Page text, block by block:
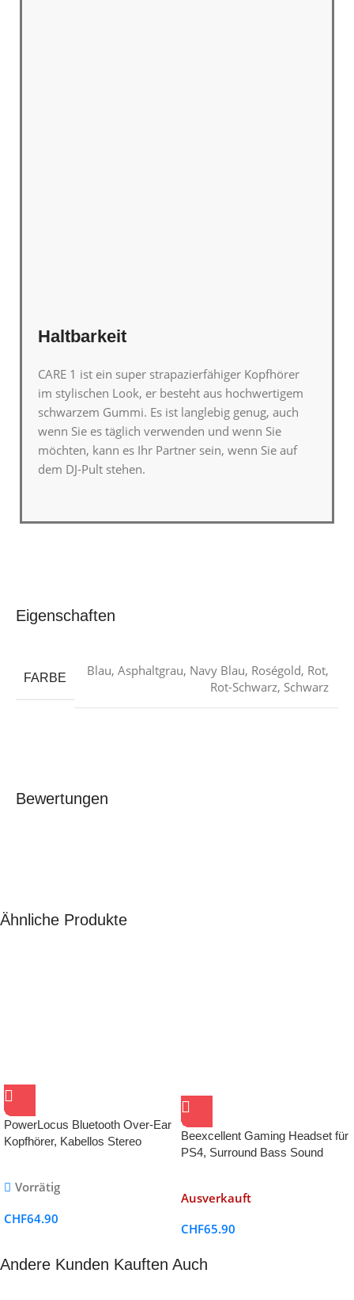
Haltbarkeit
CARE 1 ist ein super strapazierfähiger Kopfhörer
im stylischen Look, er besteht aus hochwertigem
schwarzem Gummi. Es ist langlebig genug, auch
wenn Sie es täglich verwenden und wenn Sie
möchten, kann es Ihr Partner sein, wenn Sie auf
dem DJ-Pult stehen.
Eigenschaften
FARBE Blau, Asphaltgrau, Navy Blau, Roségold, Rot,
Rot-Schwarz, Schwarz
Bewertungen
Ähnliche Produkte
PowerLocus Bluetooth Over-Ear
Kopfhörer, Kabellos Stereo
Integriertem Mikrofon, Micro
Handys/iPad/Laptops & PC
Vorrätig
CHF64.90
Beexcellent Gaming Headset für
PS4, Surround Bass Sound
Ausverkauft
CHF65.90
Andere Kunden Kauften Auch